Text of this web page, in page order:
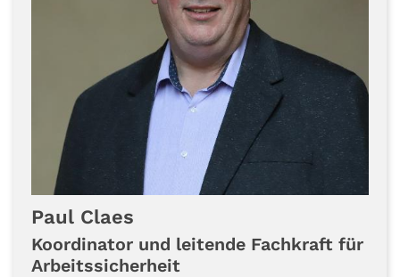
Paul Claes
Koordinator und leitende Fachkraft für
Arbeitssicherheit